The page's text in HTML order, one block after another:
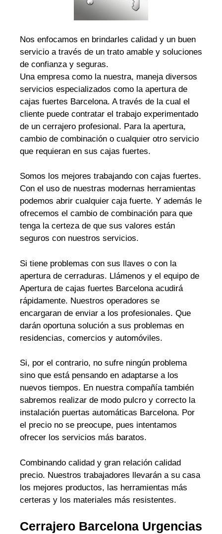
Nos enfocamos en brindarles calidad y un buen
servicio a través de un trato amable y soluciones
de confianza y seguras.
Una empresa como la nuestra, maneja diversos
servicios especializados como la apertura de
cajas fuertes Barcelona. A través de la cual el
cliente puede contratar el trabajo experimentado
de un cerrajero profesional. Para la apertura,
cambio de combinación o cualquier otro servicio
que requieran en sus cajas fuertes.
Somos los mejores trabajando con cajas fuertes.
Con el uso de nuestras modernas herramientas
podemos abrir cualquier caja fuerte. Y además le
ofrecemos el cambio de combinación para que
tenga la certeza de que sus valores están
seguros con nuestros servicios.
Si tiene problemas con sus llaves o con la
apertura de cerraduras. Llámenos y el equipo de
Apertura de cajas fuertes Barcelona acudirá
rápidamente. Nuestros operadores se
encargaran de enviar a los profesionales. Que
darán oportuna solución a sus problemas en
residencias, comercios y automóviles.
Si, por el contrario, no sufre ningún problema
sino que está pensando en adaptarse a los
nuevos tiempos. En nuestra compañía también
sabremos realizar de modo pulcro y correcto la
instalación puertas automáticas Barcelona. Por
el precio no se preocupe, pues intentamos
ofrecer los servicios más baratos.
Combinando calidad y gran relación calidad
precio. Nuestros trabajadores llevarán a su casa
los mejores productos, las herramientas más
certeras y los materiales más resistentes.
Cerrajero Barcelona Urgencias